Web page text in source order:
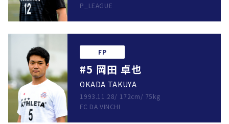
P_LEAGUE
FP
#5 岡田 卓也
OKADA TAKUYA
1993.11.28/ 172cm/ 75kg
FC DA VINCHI